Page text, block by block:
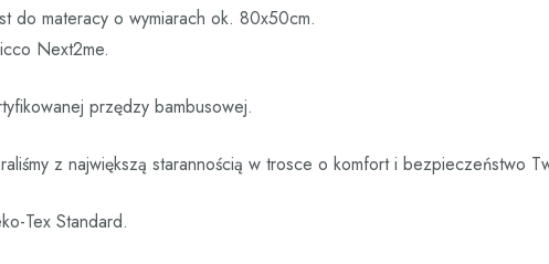
do materacy o wymiarach ok. 80x50cm.
Next2me.
przędzy bambusowej.
z największą starannością w trosce o komfort i bezpieczeństwo
Tex Standard.